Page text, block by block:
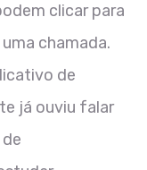
clicar para
chamada.
de
já ouviu falar